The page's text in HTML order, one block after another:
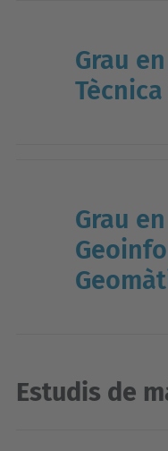
Grau
Grau
Estudis de